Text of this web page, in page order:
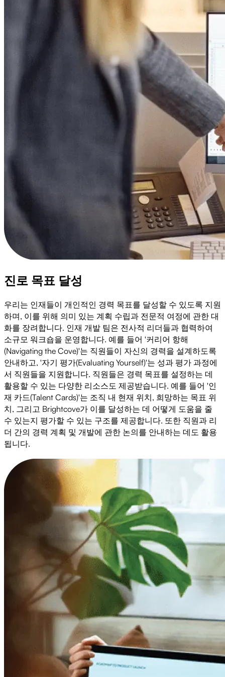
진로 목표 달성
우리는 인재들이 개인적인 경력 목표를 달성할 수 있도록 지원
하며, 이를 위해 의미 있는 계획 수립과 전문적 여정에 관한 대
화를 장려합니다. 인재 개발 팀은 전사적 리더들과 협력하여
소규모 워크숍을 운영합니다. 예를 들어 '커리어 항해
(Navigating the Cove)'는 직원들이 자신의 경력을 설계하도록
안내하고, '자기 평가(Evaluating Yourself)'는 성과 평가 과정에
서 직원들을 지원합니다. 직원들은 경력 목표를 설정하는 데
활용할 수 있는 다양한 리소스도 제공받습니다. 예를 들어 '인
재 카드(Talent Cards)'는 조직 내 현재 위치, 희망하는 목표 위
치, 그리고 Brightcove가 이를 달성하는 데 어떻게 도움을 줄
수 있는지 평가할 수 있는 구조를 제공합니다. 또한 직원과 리
더 간의 경력 계획 및 개발에 관한 논의를 안내하는 데도 활용
됩니다.